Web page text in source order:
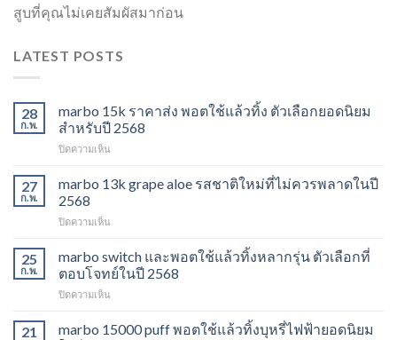
สูบที่คุณไม่เคยสัมผัสมาก่อน
LATEST POSTS
28
ก.พ.
marbo 15k ราคาส่ง พอตใช้แล้วทิ้ง ตัวเลือกยอดนิยม
สำหรับปี 2568
ปิดความเห็น
15k
ราคา
พอต
แล้ว
ทิ้ง
เลือก
นิยม
27
ก.พ.
marbo 13k grape aloe รสชาติใหม่ที่ไม่ควรพลาดในปี
2568
ปิดความเห็น
13k
grape
aloe
รสชาติ
ที่
25
ก.พ.
marbo switch และพอตใช้แล้วทิ้งหลากรุ่น ตัวเลือกที่
ตอบโจทย์ในปี 2568
ปิดความเห็น
switch
21
marbo 15000 puff พอตใช้แล้วทิ้งบุหรี่ไฟฟ้ายอดนิยม